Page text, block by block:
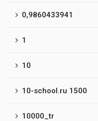
0,9860433941
1
10
10-school.ru 1500
10000_tr